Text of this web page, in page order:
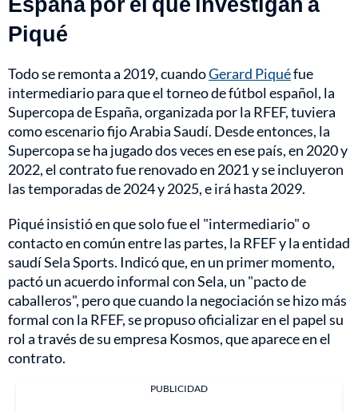
Piqué
Todo se remonta a 2019, cuandoGerard Piquéfue
intermediario para que el torneo de fútbol español, la
Supercopa de España, organizada por la RFEF, tuviera
como escenario fijo Arabia Saudí. Desde entonces, la
Supercopa se ha jugado dos veces en ese país, en 2020 y
2022, el contrato fue renovado en 2021 y se incluyeron
las temporadas de 2024 y 2025, e irá hasta 2029.
Piqué insistió en que solo fue el "intermediario" o
contacto en común entre las partes, la RFEF y la entidad
saudí Sela Sports. Indicó que, en un primer momento,
pactó un acuerdo informal con Sela, un "pacto de
caballeros", pero que cuando la negociación se hizo más
formal con la RFEF, se propuso oficializar en el papel su
rol a través de su empresa Kosmos, que aparece en el
contrato.
PUBLICIDAD